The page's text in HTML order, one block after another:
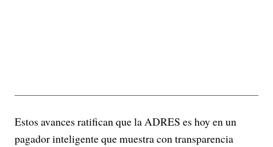
Estos avances ratifican que la ADRES es hoy en un
pagador inteligente que muestra con transparencia